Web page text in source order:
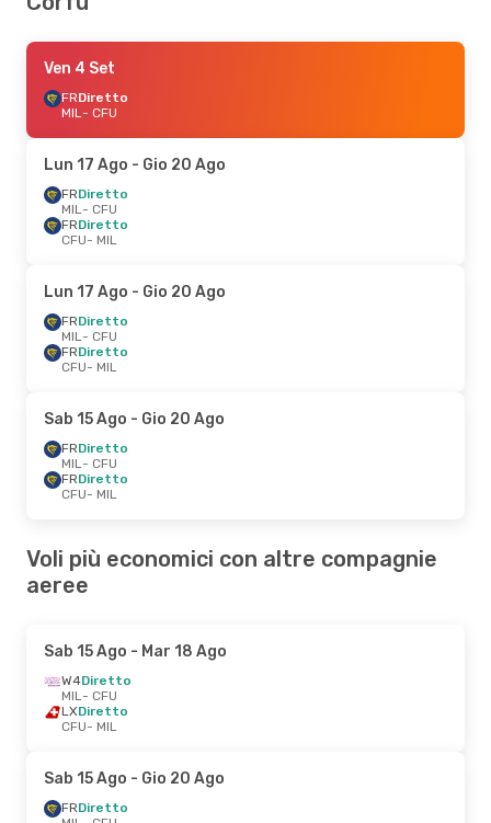
Ven 4 Set
FRDiretto
MIL- CFU
Lun 17 Ago - Gio 20 Ago
FRDiretto
MIL- CFU
FRDiretto
CFU- MIL
Lun 17 Ago - Gio 20 Ago
FRDiretto
MIL- CFU
FRDiretto
CFU- MIL
Sab 15 Ago - Gio 20 Ago
FRDiretto
MIL- CFU
FRDiretto
CFU- MIL
Voli più economici con altre compagnie
aeree
Sab 15 Ago - Mar 18 Ago
W4Diretto
MIL- CFU
LXDiretto
CFU- MIL
Sab 15 Ago - Gio 20 Ago
FRDiretto